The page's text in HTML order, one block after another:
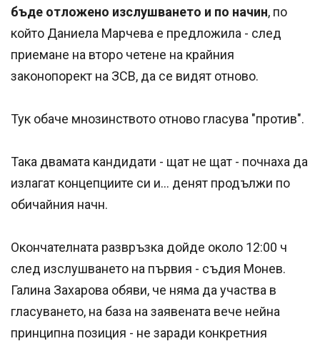
бъде отложено изслушването и по начин, по
който Даниела Марчева е предложила - след
приемане на второ четене на крайния
законопорект на ЗСВ, да се видят отново.
Тук обаче мнозинството отново гласува "против".
Така двамата кандидати - щат не щат - почнаха да
излагат концепциите си и... денят продължи по
обичайния начн.
Окончателната развръзка дойде около 12:00 ч
след изслушването на първия - съдия Монев.
Галина Захарова обяви, че няма да участва в
гласуването, на база на заявената вече нейна
принципна позиция - не заради конкретния